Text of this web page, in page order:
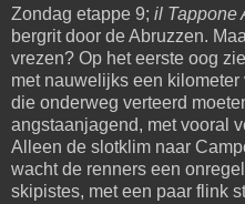
Zondag etappe 9; il Tappone
bergrit door de Abruzzen.
vrezen? Op het eerste oog
met nauwelijks een
die onderweg verteerd
angstaanjagend, met vooral
Alleen de slotklim naar
wacht de renners een
skipistes, met een paar flink